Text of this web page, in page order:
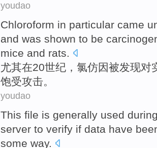
youdao
Chloroform in particular came
and was shown to be
mice and rats.
尤其在20世纪 ， 氯仿因被发现对
饱受攻击。
youdao
This file is generally used
server to verify if data have
some way.